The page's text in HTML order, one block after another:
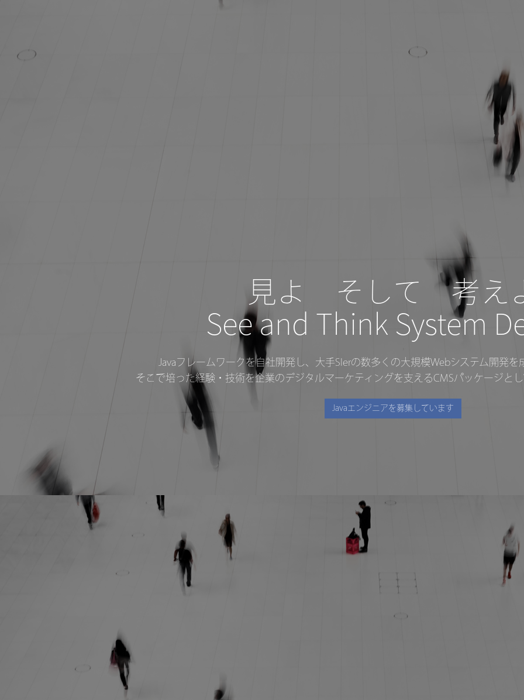
見よ そして 考え
See and Think System
Javaフレームワークを自社開発し、大手SIerの数多くの大規模Webシステム開発
そこで培った経験・技術を企業のデジタルマーケティングを支えるCMSパッケージと
Javaエンジニアを募集しています